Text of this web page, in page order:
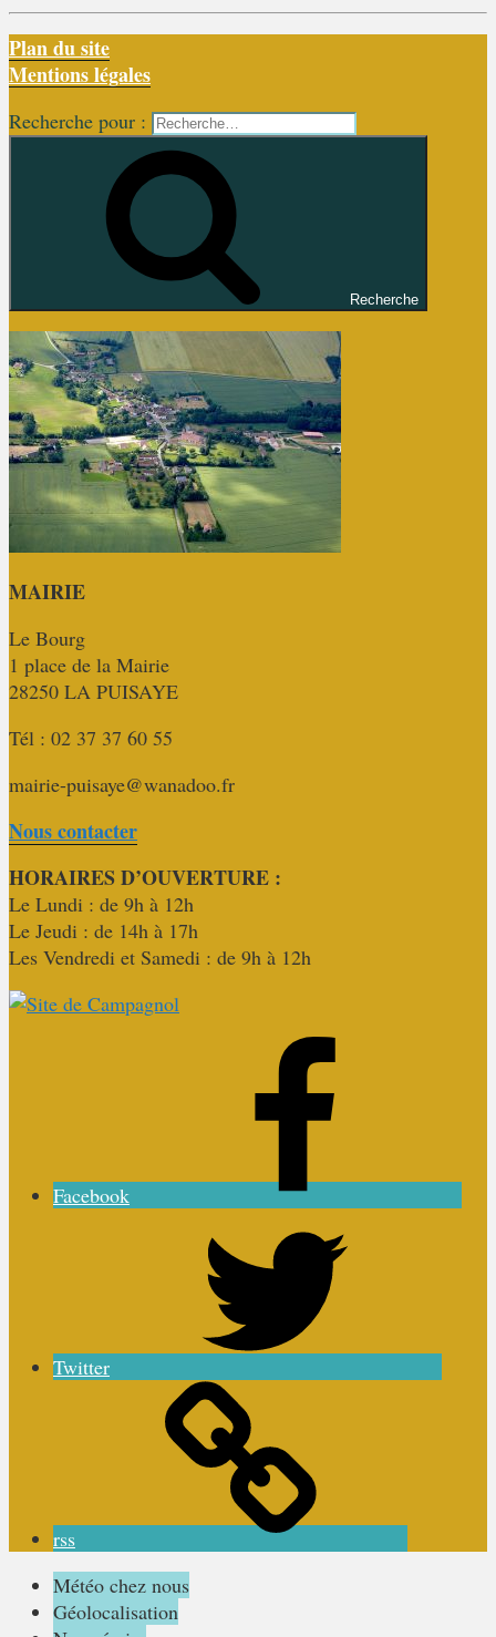
Plan du site
Mentions légales
Recherche pour :
Recherche
MAIRIE
Le Bourg
1 place de la Mairie
28250 LA PUISAYE
Tél : 02 37 37 60 55
mairie-puisaye@wanadoo.fr
Nous contacter
HORAIRES D’OUVERTURE :
Le Lundi : de 9h à 12h
Le Jeudi : de 14h à 17h
Les Vendredi et Samedi : de 9h à 12h
Facebook
Twitter
rss
Météo chez nous
Géolocalisation